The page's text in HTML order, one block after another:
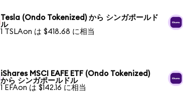
Tesla (Ondo Tokenized) から シンガポールド
ル
1 TSLAon は $418.68 に相当
iShares MSCI EAFE ETF (Ondo Tokenized)
から シンガポールドル
1 EFAon は $142.16 に相当